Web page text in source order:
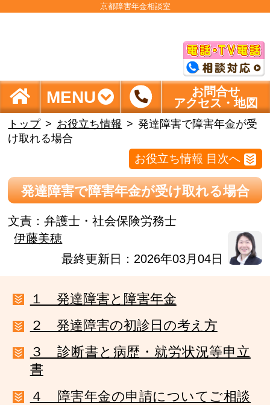
京都障害年金相談室
MENU
お問合せ
アクセス・地図
トップ お役立ち情報
発達障害で障害年金が受
け取れる場合
お役立ち情報 目次へ
発達障害で障害年金が受け取れる場合
文責：弁護士・社会保険労務士
伊藤美穂
最終更新日：2026年03月04日
１ 発達障害と障害年金
２ 発達障害の初診日の考え方
３ 診断書と病歴・就労状況等申立
書
４ 障害年金の申請についてご相談